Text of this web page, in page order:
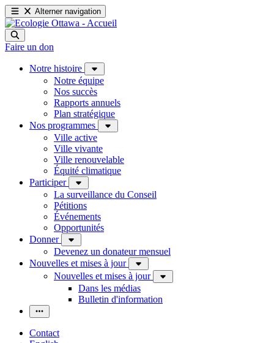
Alterner navigation
Faire un don
Notre histoire
Notre équipe
Nos succès
Rapports annuels
Plan stratégique
Nos programmes
Ville active
Ville vivante
Ville renouvelable
Équité climatique
Participer
La surveillance du Conseil
Pétitions
Événements
Opportunités
Donner
Devenez un donateur mensuel
Nouvelles et mises à jour
Nouvelles et mises à jour
Dans les médias
Bulletin d'information
Contact